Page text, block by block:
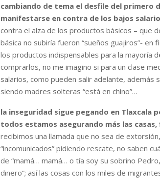
cambiando de tema el desfile del primero
manifestarse en contra de los bajos
contra el alza de los productos básicos – que
básica no subiría fueron “sueños guajiros”-
los productos indispensables para la mayoría
comprarlos, no me imagino si para un clase
salarios, como pueden salir adelante, además
siendo madres solteras “está en chino”…
la inseguridad sigue pegando en Tlaxcala
todos estamos asegurando más las
recibimos una llamada que no sea de
“incomunicados” pidiendo rescate, no saben
de “mamá… mamá… o tía soy su sobrino
dinero”; así las cosas con los miles de